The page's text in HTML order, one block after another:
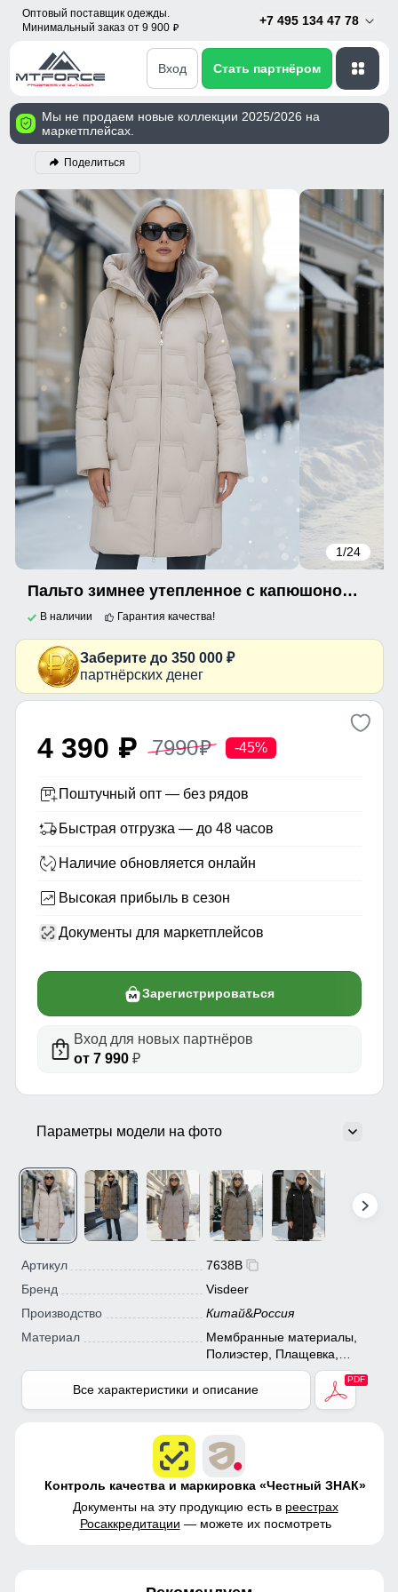
Оптовый поставщик одежды.
Минимальный заказ от 9 900 p
+7 495 134 47 78
Вход Стать партнёром
Мы не продаем новые коллекции 2025/2026 на
маркетплейсах.
Поделиться
1/24
Пальто зимнее утепленное с капюшоном женское бежевого цвета 7638B
В наличии Гарантия качества!
Заберите до 350 000 ₽
партнёрских денег
4 390 p 7990p -45%
Поштучный опт — без рядов
Быстрая отгрузка — до 48 часов
Наличие обновляется онлайн
Высокая прибыль в сезон
Документы для маркетплейсов
Зарегистрироваться
Вход для новых партнёров
от 7 990₽
Параметры модели на фото
Артикул
7638B
Бренд
Visdeer
Производство
Китай&Россия
Материал
Мембранные материалы,
Полиэстер, Плащевка,
Болонь, Экологичные
материалы
Все характеристики и описание
Контроль качества и маркировка «Честный ЗНАК»
Документы на эту продукцию есть в реестрах
Росаккредитации — можете их посмотреть